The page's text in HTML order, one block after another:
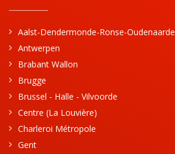
Aalst-Dendermonde-Ronse-Oudenaarde
Antwerpen
Brabant Wallon
Brugge
Brussel - Halle - Vilvoorde
Centre (La Louvière)
Charleroi Métropole
Gent